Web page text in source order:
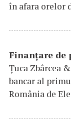
în afara orelor
Finanțare de
Țuca Zbârcea
bancar al
România de